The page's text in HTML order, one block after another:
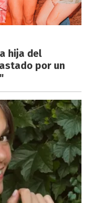
hija del
por un